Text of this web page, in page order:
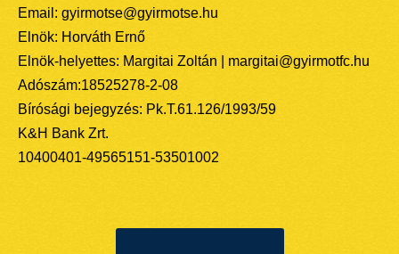
Email: gyirmotse@gyirmotse.hu
Elnök: Horváth Ernő
Elnök-helyettes: Margitai Zoltán | margitai@gyirmotfc.hu
Adószám:18525278-2-08
Bírósági bejegyzés: Pk.T.61.126/1993/59
K&H Bank Zrt.
10400401-49565151-53501002